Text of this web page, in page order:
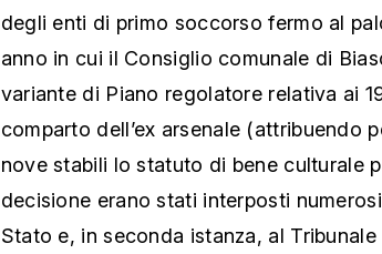
degli enti di primo soccorso fermo al
anno in cui il Consiglio comunale di
variante di Piano regolatore relativa ai
comparto dell’ex arsenale (attribuendo
nove stabili lo statuto di bene culturale
decisione erano stati interposti
Stato e, in seconda istanza, al